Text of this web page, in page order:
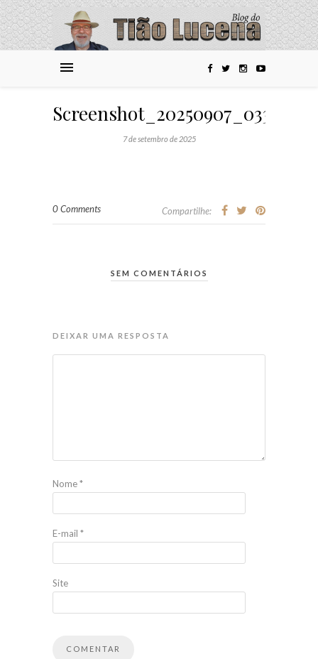
7 de setembro de 2025
0 Comments Compartilhe:
SEM COMENTÁRIOS
DEIXAR UMA RESPOSTA
Nome*
E-mail *
Site